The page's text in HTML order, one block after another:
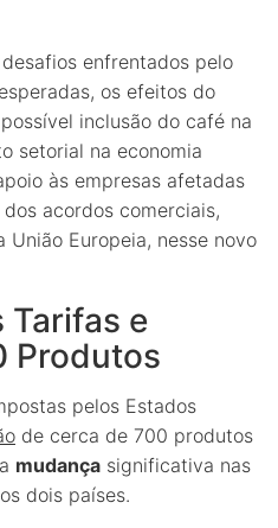
enfrentados pelo
os efeitos do
inclusão do café na
setorial na economia
às empresas afetadas
acordos comerciais,
Europeia, nesse novo
Tarifas e
Produtos
pelos Estados
de cerca de 700 produtos
mudança significativa nas
dois países.